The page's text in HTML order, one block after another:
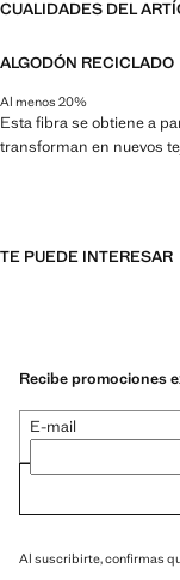
CUALIDADES DEL
ALGODÓN RECICLADO
Al menos 20%
Esta fibra se obtiene a
transforman en nuevos
TE PUEDE INTERESAR
Recibe promociones
E-mail
Al suscribirte, confirmas